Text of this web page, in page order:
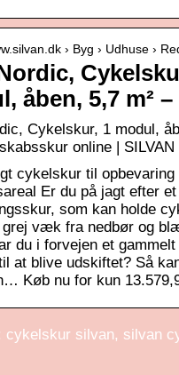
› Byg › Udhuse ›
åben, 5,7 m²
Cykelskur, 1 modul,
online | SILVAN
cykelskur til opbevaring
Er du på jagt efter
som kan holde
grej væk fra nedbør og
du i forvejen et
at blive udskiftet? Så
Køb nu for kun
cykelskur silvan, silvan